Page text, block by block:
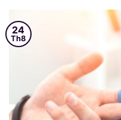
24
Th8